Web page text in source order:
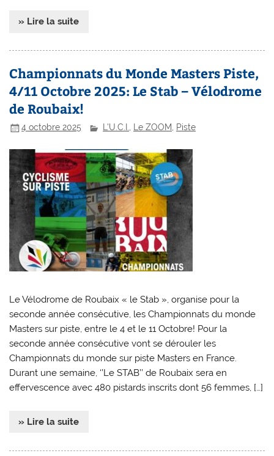
» Lire la suite
Championnats du Monde Masters Piste,
4/11 Octobre 2025: Le Stab – Vélodrome
de Roubaix!
4 octobre 2025 L'U.C.I., Le ZOOM, Piste
Le Vélodrome de Roubaix « le Stab », organise pour la
seconde année consécutive, les Championnats du monde
Masters sur piste, entre le 4 et le 11 Octobre! Pour la
seconde année consécutive vont se dérouler les
Championnats du monde sur piste Masters en France.
Durant une semaine, ‘’Le STAB’’ de Roubaix sera en
effervescence avec 480 pistards inscrits dont 56 femmes, […]
» Lire la suite